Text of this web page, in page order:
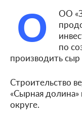
О
ОО
по
производить
Строительство
«Сырная
округе.